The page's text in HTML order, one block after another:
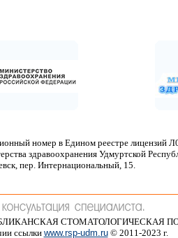
номер в Едином реестре лицензий
здравоохранения Удмуртской
пер. Интернациональный, 15.
СТОМАТОЛОГИЧЕСКАЯ
ссылки www.rsp-udm.ru© 2011-2023 г.